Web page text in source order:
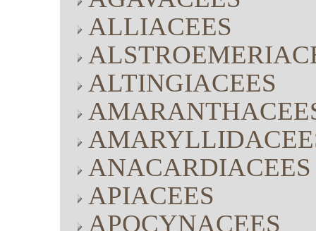
ALLIACEES
ALTINGIACEES
ANACARDIACEES
APIACEES
APOCYNACEES